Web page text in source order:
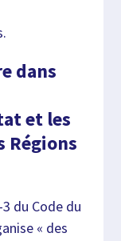
dans
et les
Régions
du Code du
« des